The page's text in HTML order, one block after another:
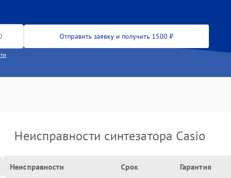
Отправить заявку и получить 1500 ₽
Неисправности синтезатора Casio
Неисправности Срок Гарантия